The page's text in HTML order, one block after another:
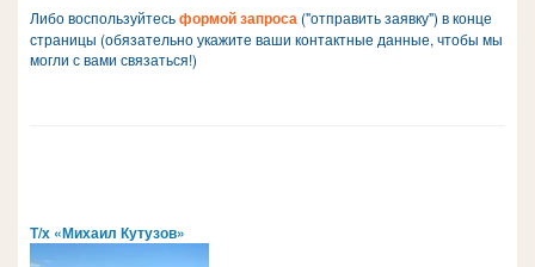
Либо воспользуйтесьформой запроса ("отправить заявку") в конце
страницы (обязательно укажите ваши контактные данные, чтобы мы
могли с вами связаться!)
Т/х «Михаил Кутузов»